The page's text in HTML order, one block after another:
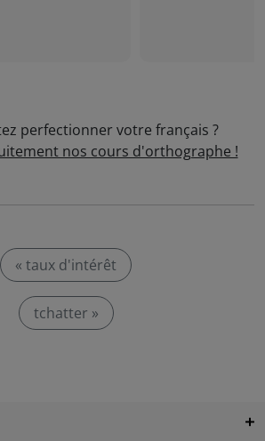
perfectionner votre français ?
nos cours d'orthographe !
« taux d'intérêt
tchatter »